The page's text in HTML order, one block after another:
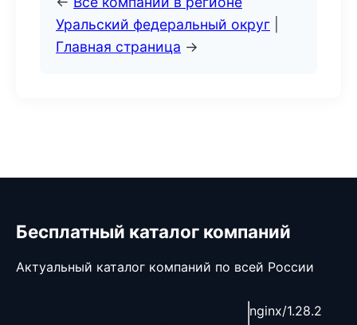
Уральский федеральный округ
Главная страница →
Бесплатный каталог компаний
Актуальный каталог компаний по всей России
nginx/1.28.2